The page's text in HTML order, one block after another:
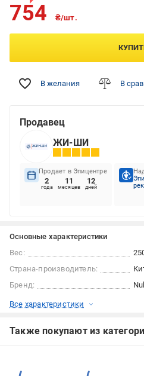
754 ₴/шт.
В желания В
Продавец
ЖИ-ШИ
Продает в Эпицентре
2
года
11
месяцев
12
дней
Основные характеристики
Вес:
Страна-производитель:
Бренд:
Все характеристики
Также покупают из